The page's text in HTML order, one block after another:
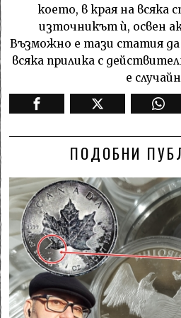
което, в края на всяка
източникът ѝ, освен
Възможно е тази статия
всяка прилика с
е
ПОДОБНИ